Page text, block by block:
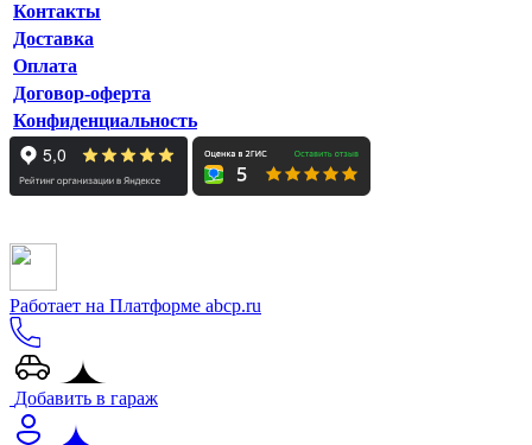
Контакты
Доставка
Оплата
Договор-оферта
Конфиденциальность
Работает на Платформе abcp.ru
Добавить в гараж